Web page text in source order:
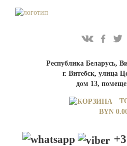
Республика Беларусь,
г. Витебск, улица
дом 13,
BYN